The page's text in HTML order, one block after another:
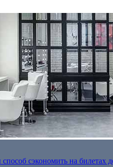
сэкономить на билетах